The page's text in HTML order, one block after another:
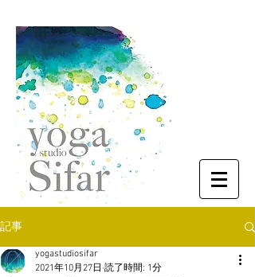
記事
yogastudiosifar
2021年10月27日 読了時間: 1分